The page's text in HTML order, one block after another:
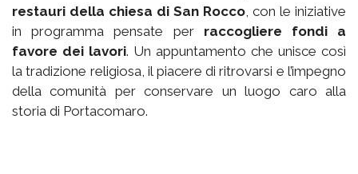
restauri della chiesa di San Rocco , con le iniziative
in programma pensate per raccogliere fondi a
favore dei lavori. Un appuntamento che unisce così
la tradizione religiosa, il piacere di ritrovarsi e l’impegno
della comunità per conservare un luogo caro alla
storia di Portacomaro.